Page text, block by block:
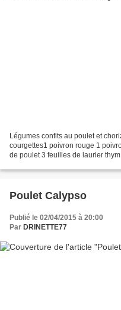
Légumes confits au poulet et
courgettes1 poivron rouge 1
de poulet 3 feuilles de laurier
Poulet Calypso
Publié le 02/04/2015 à 20:00
Par DRINETTE77